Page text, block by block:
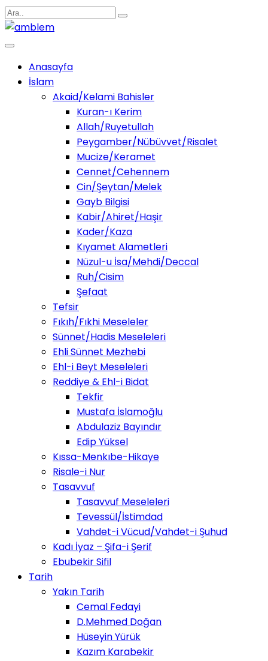
Anasayfa
İslam
Akaid/Kelami Bahisler
Kuran-ı Kerim
Allah/Ruyetullah
Peygamber/Nübüvvet/Risalet
Mucize/Keramet
Cennet/Cehennem
Cin/Şeytan/Melek
Gayb Bilgisi
Kabir/Ahiret/Haşir
Kader/Kaza
Kıyamet Alametleri
Nüzul-u İsa/Mehdi/Deccal
Ruh/Cisim
Şefaat
Tefsir
Fıkıh/Fıkhi Meseleler
Sünnet/Hadis Meseleleri
Ehli Sünnet Mezhebi
Ehl-i Beyt Meseleleri
Reddiye & Ehl-i Bidat
Tekfir
Mustafa İslamoğlu
Abdulaziz Bayındır
Edip Yüksel
Kıssa-Menkıbe-Hikaye
Risale-i Nur
Tasavvuf
Tasavvuf Meseleleri
Tevessül/İstimdad
Vahdet-i Vücud/Vahdet-i Şuhud
Kadı İyaz – Şifa-i Şerif
Ebubekir Sifil
Tarih
Yakın Tarih
Cemal Fedayi
D.Mehmed Doğan
Hüseyin Yürük
Kazım Karabekir